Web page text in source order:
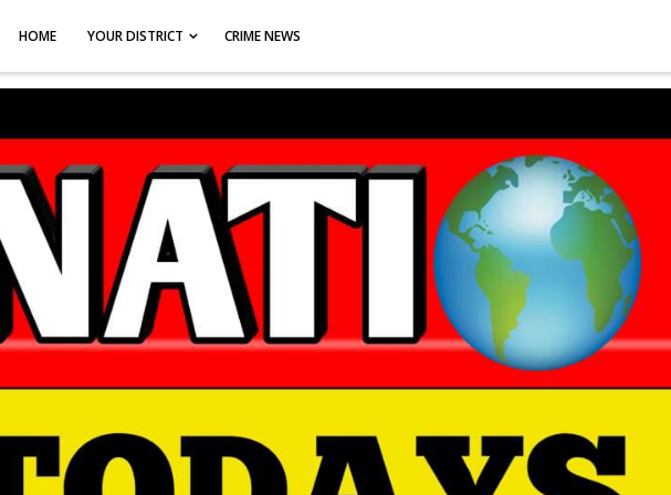
HOME YOUR DISTRICT CRIME NEWS